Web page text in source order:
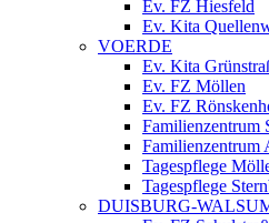
Ev. FZ Hiesfeld
Ev. Kita
VOERDE
Ev. Kita
Ev. FZ Möllen
Ev. FZ
Familienzentrum
Familienzentrum
Tagespflege
Tagespflege
DUISBURG-